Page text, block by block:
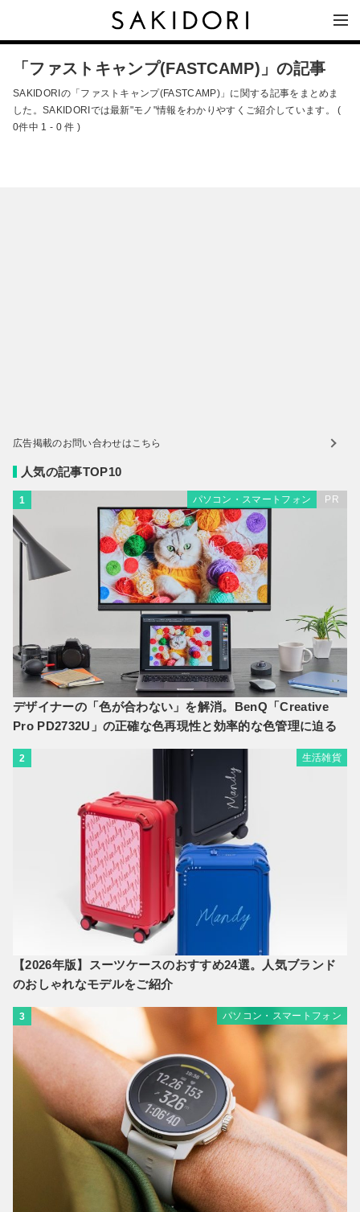
「ファストキャンプ(FASTCAMP)」の記事
SAKIDORIの「ファストキャンプ(FASTCAMP)」に関する記事をまとめま
した。SAKIDORIでは最新"モノ"情報をわかりやすくご紹介しています。 (
0件中 1 - 0 件 )
広告掲載のお問い合わせはこちら
人気の記事TOP10
1 パソコン・スマートフォン PR
デザイナーの「色が合わない」を解消。BenQ「Creative
Pro PD2732U」の正確な色再現性と効率的な色管理に迫る
2 生活雑貨
【2026年版】スーツケースのおすすめ24選。人気ブランド
のおしゃれなモデルをご紹介
3 パソコン・スマートフォン